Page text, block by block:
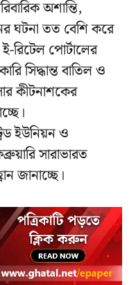
অশান্তি,
ঘটনা তত বেশি করে
রিটেল পোর্টালের
সিদ্ধান্ত বাতিল ও
কীটনাশকের
ইউনিয়ন ও
সারাভারত
জানাচ্ছে।